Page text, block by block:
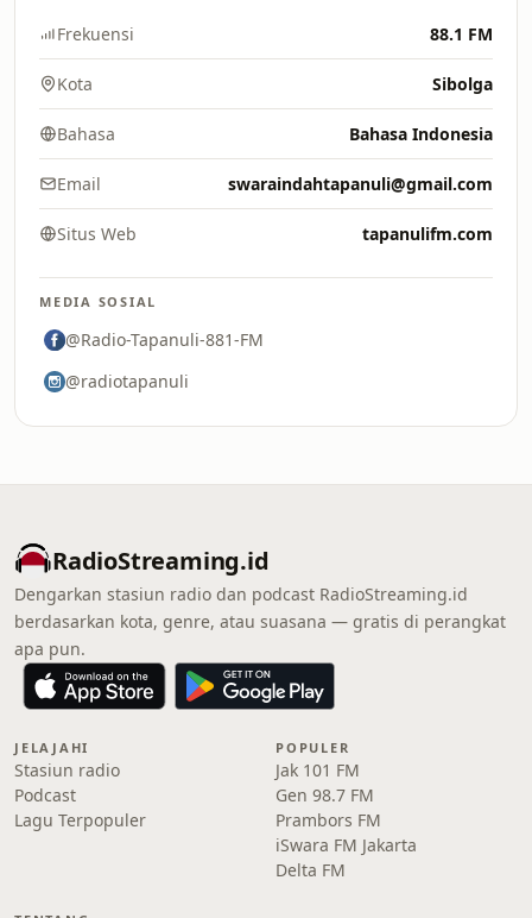
Frekuensi 88.1 FM
Kota Sibolga
Bahasa Bahasa Indonesia
Email swaraindahtapanuli@gmail.com
Situs Web tapanulifm.com
MEDIA SOSIAL
@Radio-Tapanuli-881-FM
@radiotapanuli
RadioStreaming.id
Dengarkan stasiun radio dan podcast RadioStreaming.id
berdasarkan kota, genre, atau suasana — gratis di perangkat
apa pun.
JELAJAHI
Stasiun radio
Podcast
Lagu Terpopuler
POPULER
Jak 101 FM
Gen 98.7 FM
Prambors FM
iSwara FM Jakarta
Delta FM